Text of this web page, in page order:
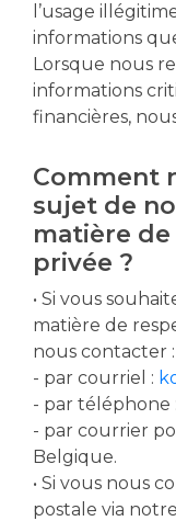
l’usage
informations
Lorsque nous
informations
financières,
Comment
sujet de
matière
privée ?
• Si vous
matière de
nous contacter :
- par courriel :
- par téléphone
- par courrier
Belgique.
• Si vous nous
postale via